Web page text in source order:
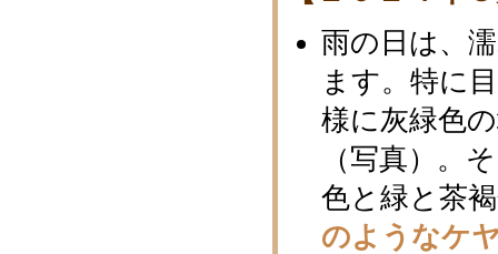
雨の日は、
ます。特に
様に灰緑色
（写真）。
色と緑と茶
のようなケ